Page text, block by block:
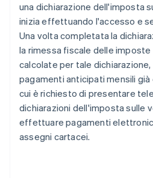
una dichiarazione dell'imposta
inizia effettuando l'accesso e
Una volta completata la
la rimessa fiscale delle
calcolate per tale
pagamenti anticipati mensili
cui è richiesto di presentare
dichiarazioni dell'imposta sulle
effettuare pagamenti
assegni cartacei.